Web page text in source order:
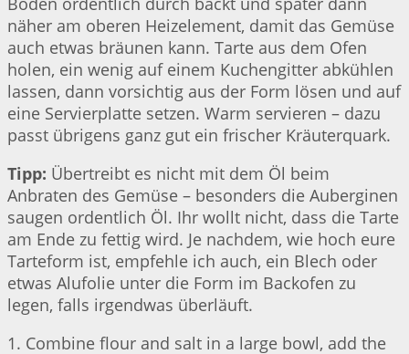
näher am oberen Heizelement, damit das Gemüse
auch etwas bräunen kann. Tarte aus dem Ofen
holen, ein wenig auf einem Kuchengitter abkühlen
lassen, dann vorsichtig aus der Form lösen und auf
eine Servierplatte setzen. Warm servieren – dazu
passt übrigens ganz gut ein frischer Kräuterquark.
Tipp: Übertreibt es nicht mit dem Öl beim
Anbraten des Gemüse – besonders die Auberginen
saugen ordentlich Öl. Ihr wollt nicht, dass die Tarte
am Ende zu fettig wird. Je nachdem, wie hoch eure
Tarteform ist, empfehle ich auch, ein Blech oder
etwas Alufolie unter die Form im Backofen zu
legen, falls irgendwas überläuft.
1. Combine flour and salt in a large bowl, add the